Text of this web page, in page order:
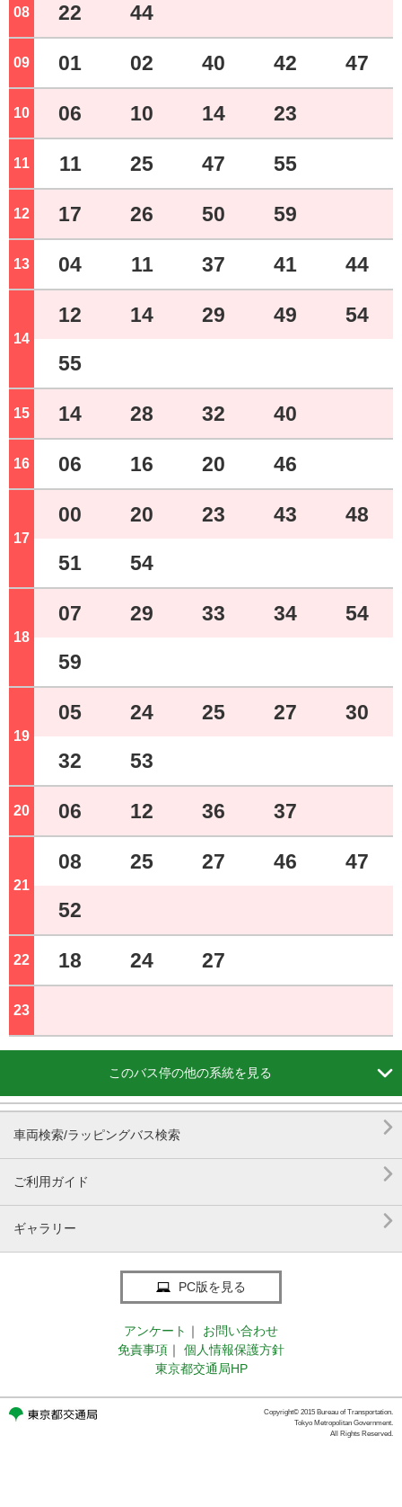
08 22 44
09 01 02 40 42 47
10 06 10 14 23
11 11 25 47 55
12 17 26 50 59
13 04 11 37 41 44
14
12 14 29 49 54
55
15 14 28 32 40
16 06 16 20 46
17
00 20 23 43 48
51 54
18
07 29 33 34 54
59
19
05 24 25 27 30
32 53
20 06 12 36 37
21
08 25 27 46 47
52
22 18 24 27
23
このバス停の他の系統を見る 
車両検索/ラッピングバス検索 
ご利用ガイド 
ギャラリー 
PC版を見る
アンケート ｜
お問い合わせ
免責事項 ｜
個人情報保護方針
東京都交通局HP
Copyright© 2015 Bureau of Transportation.
Tokyo Metropolitan Government.
All Rights Reserved.